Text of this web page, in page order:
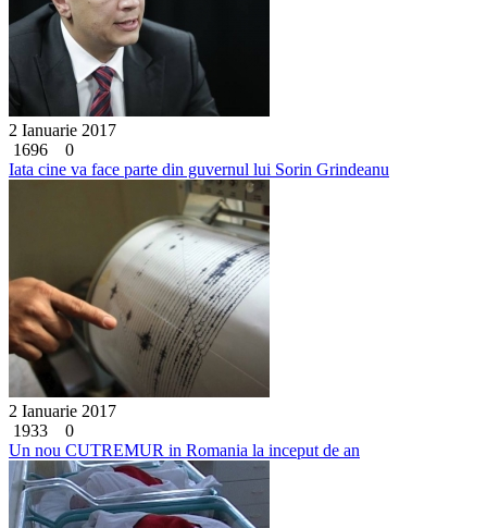
2 Ianuarie 2017
1696
0
Iata cine va face parte din guvernul lui Sorin Grindeanu
2 Ianuarie 2017
1933
0
Un nou CUTREMUR in Romania la inceput de an